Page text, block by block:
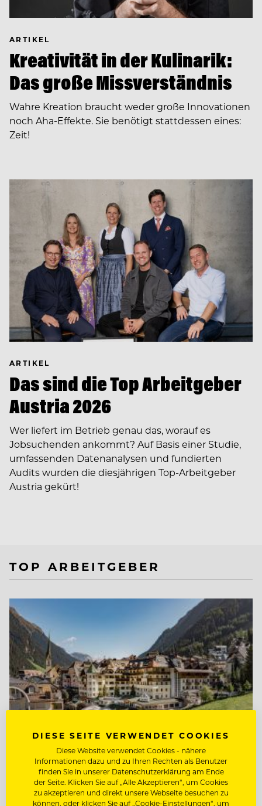
ARTIKEL
Kreativität in der Kulinarik:
Das große Missverständnis
Wahre Kreation braucht weder große Innovationen
noch Aha-Effekte. Sie benötigt stattdessen eines:
Zeit!
ARTIKEL
Das sind die Top Arbeitgeber
Austria 2026
Wer liefert im Betrieb genau das, worauf es
Jobsuchenden ankommt? Auf Basis einer Studie,
umfassenden Datenanalysen und fundierten
Audits wurden die diesjährigen Top-Arbeitgeber
Austria gekürt!
TOP ARBEITGEBER
TOP ARBEITGEBER
Hotel Post Ischgl
DIESE SEITE VERWENDET COOKIES
Diese Website verwendet Cookies - nähere
Informationen dazu und zu Ihren Rechten als Benutzer
finden Sie in unserer Datenschutzerklärung am Ende
der Seite. Klicken Sie auf „Alle Akzeptieren“, um Cookies
zu akzeptieren und direkt unsere Webseite besuchen zu
können, oder klicken Sie auf „Cookie-Einstellungen“, um